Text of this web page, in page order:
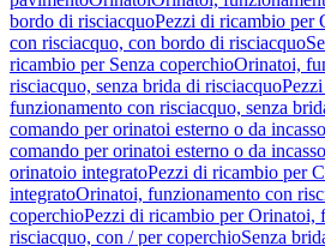
bordo di risciacquoPezzi di ricambio per
con risciacquo, con bordo di risciacquo
ricambio per Senza coperchioOrinatoi,
risciacquo, senza brida di risciacquo
funzionamento con risciacquo, senza
comando per orinatoi esterno o da incasso
comando per orinatoi esterno o da incasso
orinatoio integratoPezzi di ricambio per
integratoOrinatoi, funzionamento con
coperchioPezzi di ricambio per Orinatoi,
risciacquo, con / per coperchioSenza